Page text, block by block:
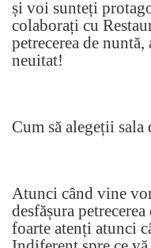
și voi sunteți
colaborați cu
petrecerea de
neuitat!
Cum să alegeții
Atunci când vine
desfășura
foarte atenți atunci